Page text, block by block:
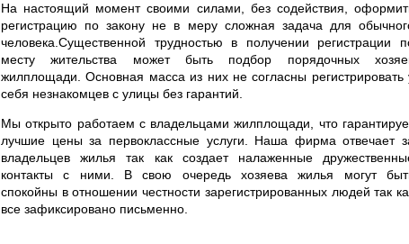
На настоящий момент своими силами, без содействия,
регистрацию по закону не в меру сложная задача для
человека.Существенной трудностью в получении регистрации
месту жительства может быть подбор порядочных
жилплощади. Основная масса из них не согласны регистрировать
себя незнакомцев с улицы без гарантий.
Мы открыто работаем с владельцами жилплощади, что
лучшие цены за первоклассные услуги. Наша фирма отвечает
владельцев жилья так как создает налаженные
контакты с ними. В свою очередь хозяева жилья могут
спокойны в отношении честности зарегистрированных людей так
все зафиксировано письменно.